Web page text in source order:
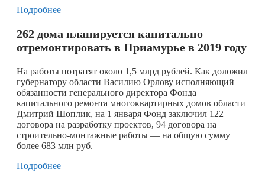
Подробнее
262 дома планируется капитально
отремонтировать в Приамурье в 2019 году
На работы потратят около 1,5 млрд рублей. Как доложил
губернатору области Василию Орлову исполняющий
обязанности генерального директора Фонда
капитального ремонта многоквартирных домов области
Дмитрий Шоплик, на 1 января Фонд заключил 122
договора на разработку проектов, 94 договора на
строительно-монтажные работы — на общую сумму
более 683 млн руб.
Подробнее